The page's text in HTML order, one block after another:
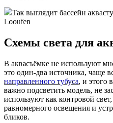
Так выглядит бассейн
Looufen
Схемы света для
В аквасъёмке не используют
это один-два источника, чаще
направленного тубуса, и этого
важно подсветить модель, не
используют как контровой
равномерного освещения и
бликов.